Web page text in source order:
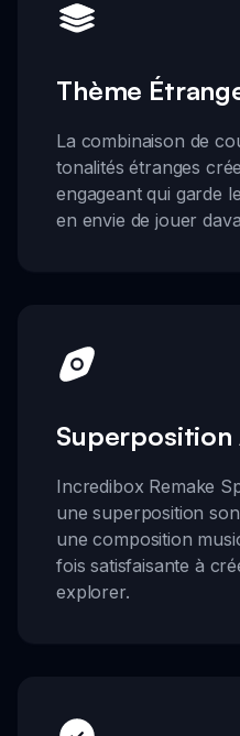
Thème
La combinaison de
tonalités étranges
engageant qui garde
en envie de jouer
Superposition
Incredibox Remake
une superposition
une composition
fois satisfaisante à
explorer.